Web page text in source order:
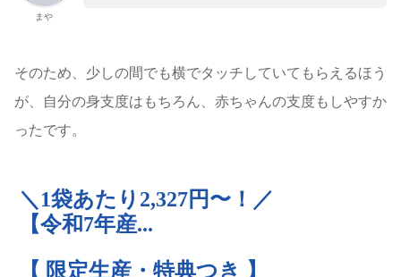
まや
そのため、少しの間でも横でタッチしていてもらえるほう
が、自分の身支度はもちろん、赤ちゃんの支度もしやすか
ったです。